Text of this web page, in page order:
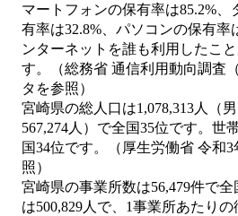
マートフォンの保有率は85.2%、
有率は32.8%、パソコンの保有率
ンターネットを誰も利用したこ
す。（総務省 通信利用動向調査
タを参照）
宮崎県の総人口は1,078,313人（男
567,274人）で全国35位です。世
国34位です。（厚生労働省 令和
照）
宮崎県の事業所数は56,479件で
は500,829人で、1事業所あたり